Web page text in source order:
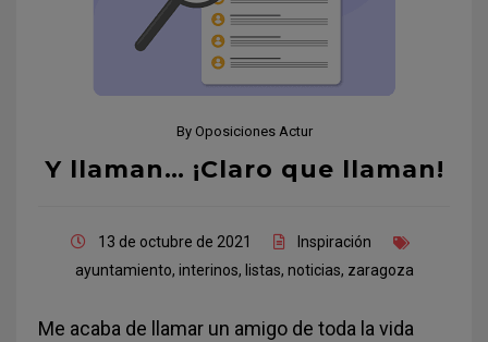
By Oposiciones Actur
Y llaman… ¡Claro que llaman!
13 de octubre de 2021
Inspiración
ayuntamiento, interinos, listas, noticias, zaragoza
Me acaba de llamar un amigo de toda la vida